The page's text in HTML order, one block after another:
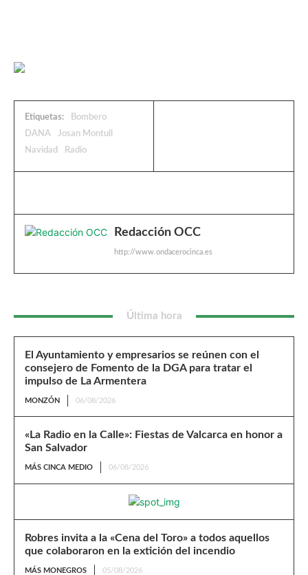
Etiquetas:
Bombero
DANA
Josan Montull
Navidad
Radio
Redacción OCC
http://www.ondacerocinca.es
Última hora
El Ayuntamiento y empresarios se reúnen con el
consejero de Fomento de la DGA para tratar el
impulso de La Armentera
MONZÓN 06/08/2026
«La Radio en la Calle»: Fiestas de Valcarca en honor a
San Salvador
MÁS CINCA MEDIO 06/08/2026
Robres invita a la «Cena del Toro» a todos aquellos
que colaboraron en la extición del incendio
MÁS MONEGROS 05/08/2026